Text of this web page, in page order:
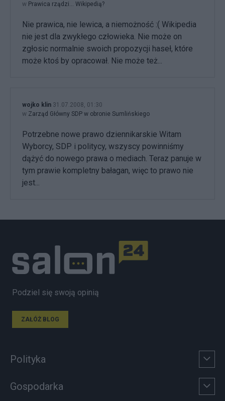
w Prawica rządzi... Wikipedią?
Nie prawica, nie lewica, a niemożność :( Wikipedia
nie jest dla zwykłego człowieka. Nie może on
zgłosic normalnie swoich propozycji haseł, które
może ktoś by opracował. Nie może też...
wojko klin 31.07.2008, 01:30
w Zarząd Główny SDP w obronie Sumlińskiego
Potrzebne nowe prawo dziennikarskie Witam
Wyborcy, SDP i politycy, wszyscy powinniśmy
dążyć do nowego prawa o mediach. Teraz panuje w
tym prawie kompletny bałagan, więc to prawo nie
jest...
Podziel się swoją opinią
ZAŁÓŻ BLOG
Polityka
Gospodarka